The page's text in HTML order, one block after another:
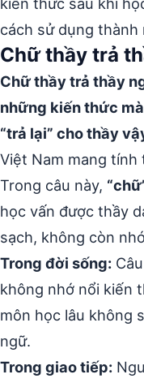
cách sử dụng
Chữ thầy trả
Chữ thầy trả thầy
những kiến thức
“trả lại” cho thầy
Việt Nam mang tính
Trong câu này,
học vấn được thầy
sạch, không còn
Trong đời sống:
không nhớ nổi kiến
môn học lâu không
ngữ.
Trong giao tiếp: